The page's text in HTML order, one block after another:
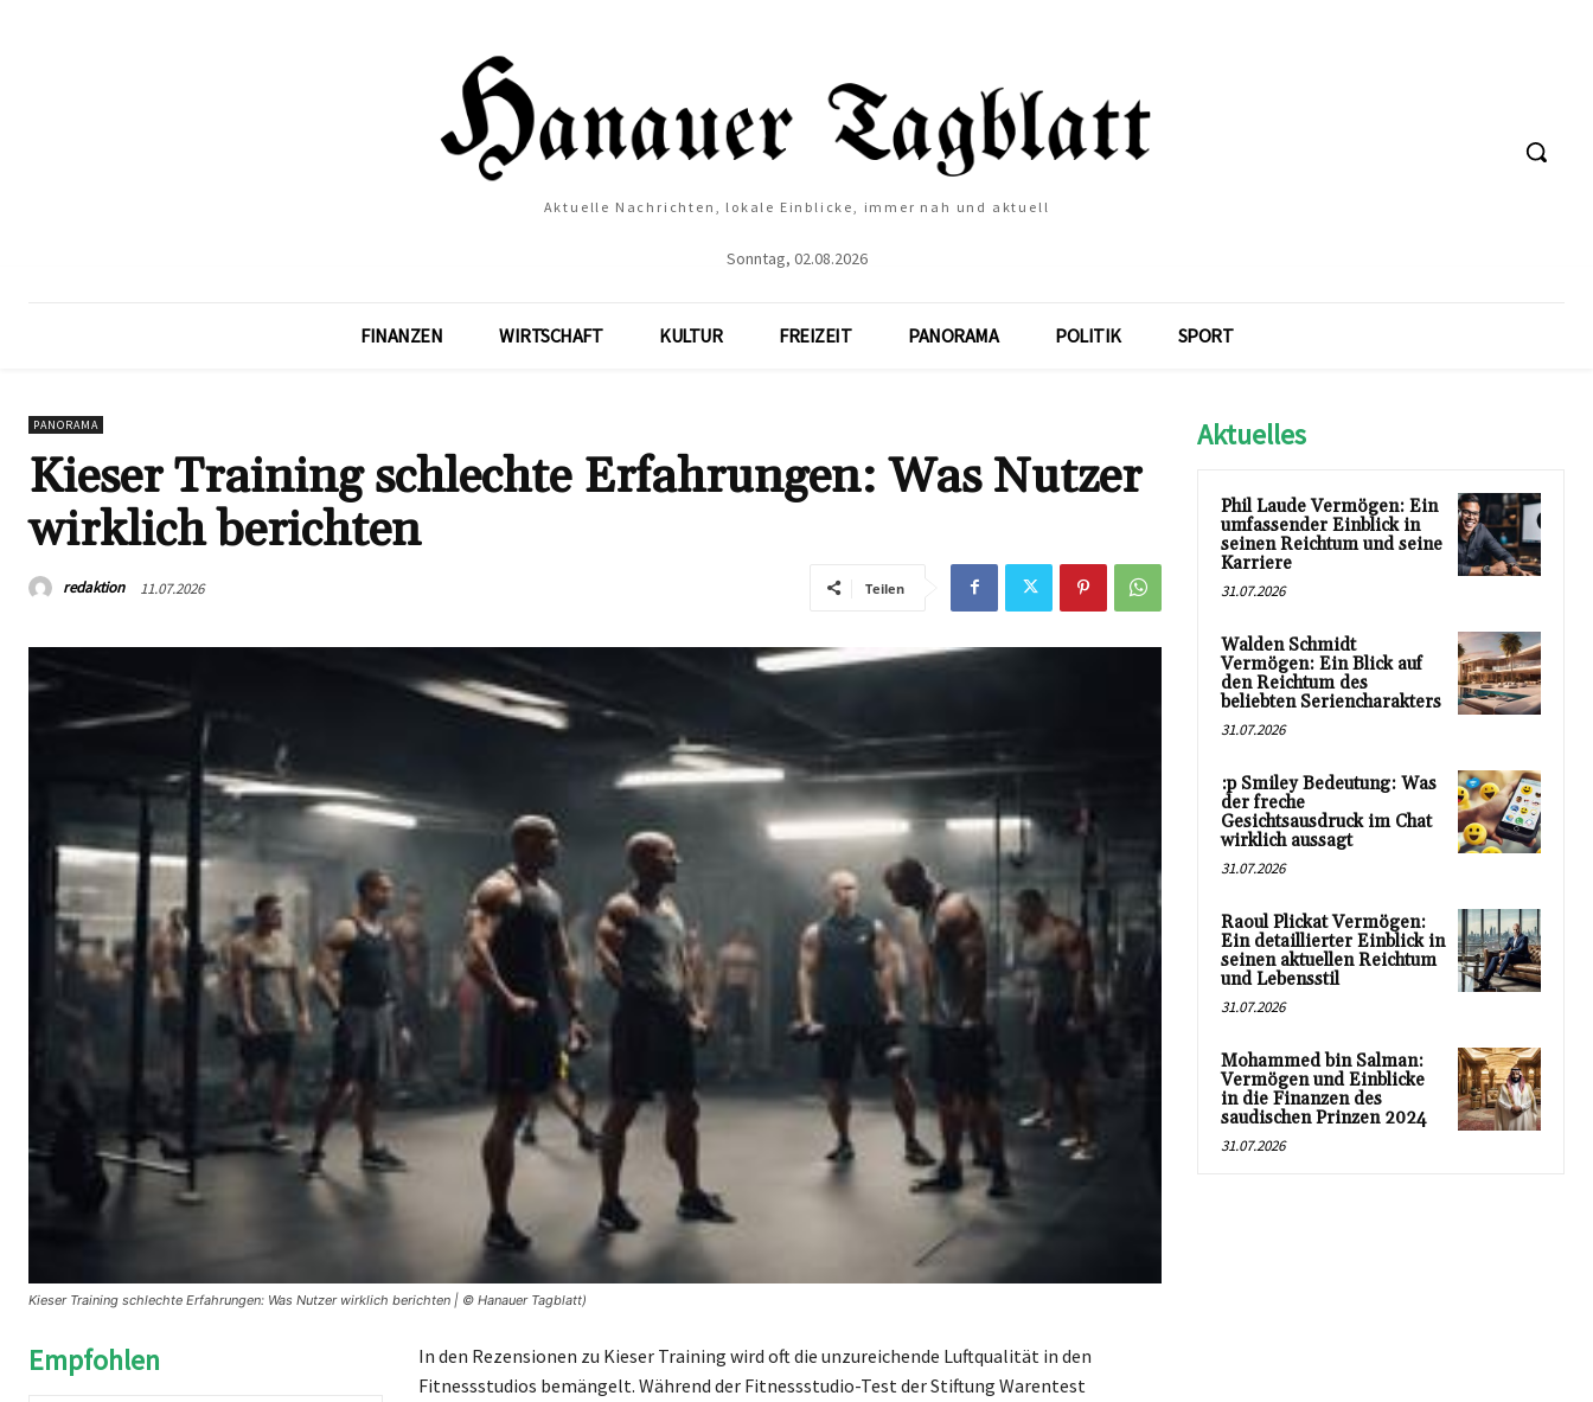
Aktuelle Nachrichten, lokale Einblicke, immer nah und aktuell
Sonntag, 02.08.2026
FINANZEN WIRTSCHAFT KULTUR FREIZEIT PANORAMA POLITIK SPORT
PANORAMA
Kieser Training schlechte Erfahrungen: Was Nutzer
wirklich berichten
redaktion 11.07.2026 Teilen
Kieser Training schlechte Erfahrungen: Was Nutzer wirklich berichten | © Hanauer Tagblatt)
Empfohlen
In den Rezensionen zu Kieser Training wird oft die unzureichende Luftqualität in den
Fitnessstudios bemängelt. Während der Fitnessstudio-Test der Stiftung Warentest
Aktuelles
Phil Laude Vermögen: Ein
umfassender Einblick in
seinen Reichtum und seine
Karriere
31.07.2026
Walden Schmidt
Vermögen: Ein Blick auf
den Reichtum des
beliebten Seriencharakters
31.07.2026
:p Smiley Bedeutung: Was
der freche
Gesichtsausdruck im Chat
wirklich aussagt
31.07.2026
Raoul Plickat Vermögen:
Ein detaillierter Einblick in
seinen aktuellen Reichtum
und Lebensstil
31.07.2026
Mohammed bin Salman:
Vermögen und Einblicke
in die Finanzen des
saudischen Prinzen 2024
31.07.2026